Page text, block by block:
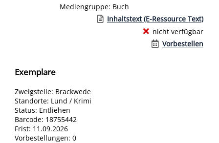
Mediengruppe: Buch
Link zu einem externen
Inhaltstext (E-Ressource Text)
nicht verfügbar
Vorbestellen
Exemplare
Zweigstelle: Brackwede
Standorte: Lund / Krimi
Status: Entliehen
Barcode: 18755442
Frist: 11.09.2026
Vorbestellungen: 0